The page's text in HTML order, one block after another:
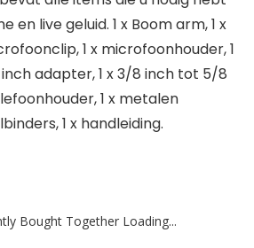
en live geluid. 1 x Boom arm, 1 x
1 x microfoonhouder, 1
adapter, 1 x 3/8 inch tot 5/8
1 x metalen
1 x handleiding.
Bought Together Loading...